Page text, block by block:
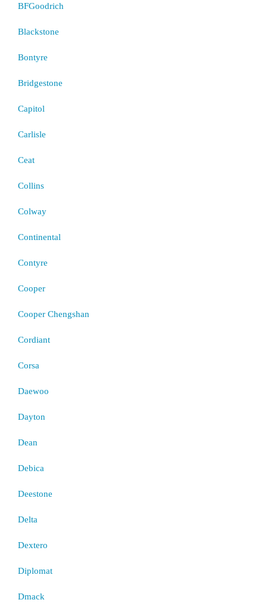
BFGoodrich
Blackstone
Bontyre
Bridgestone
Capitol
Carlisle
Ceat
Collins
Colway
Continental
Contyre
Cooper
Cooper Chengshan
Cordiant
Corsa
Daewoo
Dayton
Dean
Debica
Deestone
Delta
Dextero
Diplomat
Dmack